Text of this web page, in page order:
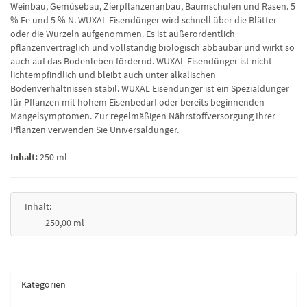
Weinbau, Gemüsebau, Zierpflanzenanbau, Baumschulen und Rasen. 5
% Fe und 5 % N. WUXAL Eisendünger wird schnell über die Blätter
oder die Wurzeln aufgenommen. Es ist außerordentlich
pflanzenverträglich und vollständig biologisch abbaubar und wirkt so
auch auf das Bodenleben fördernd. WUXAL Eisendünger ist nicht
lichtempfindlich und bleibt auch unter alkalischen
Bodenverhältnissen stabil. WUXAL Eisendünger ist ein Spezialdünger
für Pflanzen mit hohem Eisenbedarf oder bereits beginnenden
Mangelsymptomen. Zur regelmäßigen Nährstoffversorgung Ihrer
Pflanzen verwenden Sie Universaldünger.
Inhalt:250 ml
Inhalt:
250,00 ml
Kategorien